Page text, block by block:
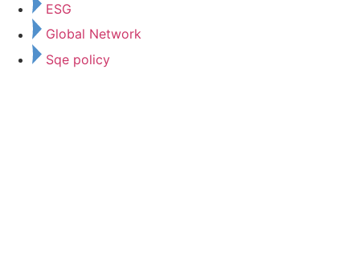
ESG
Global Network
Sqe policy